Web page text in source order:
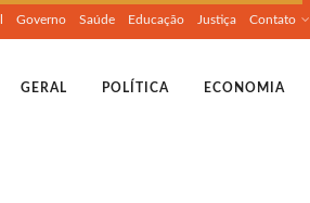
Governo Saúde Educação Justiça Contato
GERAL POLÍTICA ECONOMIA